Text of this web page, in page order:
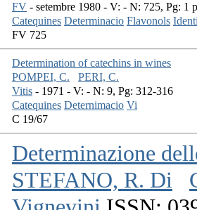
FV - setembre 1980 - V: - N: 725, Pg: 1
Catequines Determinacio Flavonols
FV 725
Determination of catechins in wines
POMPEI, C.
PERI, C.
Vitis - 1971 - V: - N: 9, Pg: 312-316
Catequines Deternimacio Vi
C 19/67
Determinazione
STEFANO, R. Di